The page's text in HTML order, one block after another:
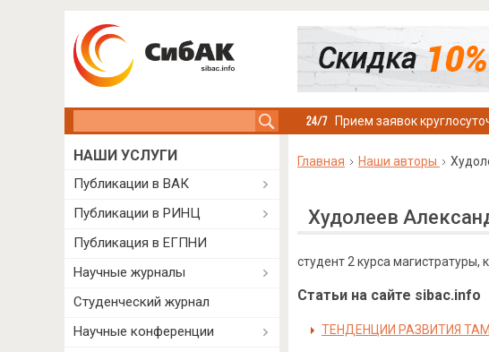
Прием заявок
Главная Наши авторы
Худолеев
студент 2 курса
Статьи на сайте sibac.info
ТЕНДЕНЦИИ РАЗВИТИЯ
НАШИ УСЛУГИ
Публикации в ВАК
Публикации в РИНЦ
Публикация в ЕГПНИ
Научные журналы
Студенческий журнал
Научные конференции